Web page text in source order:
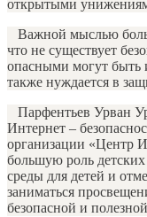
открытыми
Важной мыслью
что не существует
опасными могут быть
также нуждается в
Парфентьев Урван
Интернет –
организации «Центр
большую роль
среды для детей и
заниматься
безопасной и